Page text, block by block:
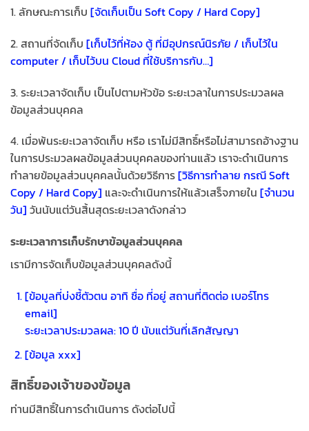
1. ลักษณะการเก็บ [จัดเก็บเป็น Soft Copy / Hard Copy]
2. สถานที่จัดเก็บ [เก็บไว้ที่ห้อง ตู้ ที่มีอุปกรณ์นิรภัย / เก็บไว้ใน
computer / เก็บไว้บน Cloud ที่ใช้บริการกับ…]
3. ระยะเวลาจัดเก็บ เป็นไปตามหัวข้อ ระยะเวลาในการประมวลผล
ข้อมูลส่วนบุคคล
4. เมื่อพ้นระยะเวลาจัดเก็บ หรือ เราไม่มีสิทธิ์หรือไม่สามารถอ้างฐาน
ในการประมวลผลข้อมูลส่วนบุคคลของท่านแล้ว เราจะดำเนินการ
ทำลายข้อมูลส่วนบุคคลนั้นด้วยวิธีการ[วิธีการทำลาย กรณี Soft
Copy / Hard Copy] และจะดำเนินการให้แล้วเสร็จภายใน [จำนวน
วัน] วันนับแต่วันสิ้นสุดระยะเวลาดังกล่าว
ระยะเวลาการเก็บรักษาข้อมูลส่วนบุคคล
เรามีการจัดเก็บข้อมูลส่วนบุคคลดังนี้
[ข้อมูลที่บ่งชี้ตัวตน อาทิ ชื่อ ที่อยู่ สถานที่ติดต่อ เบอร์โทร
email]
ระยะเวลาประมวลผล: 10 ปี นับแต่วันที่เลิกสัญญา
[ข้อมูล xxx]
สิทธิ์ของเจ้าของข้อมูล
ท่านมีสิทธิ์ในการดำเนินการ ดังต่อไปนี้